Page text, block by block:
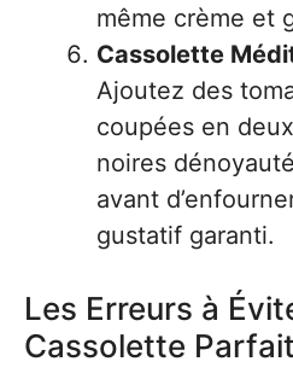
même crème et
Cassolette
Ajoutez des
coupées en
noires
avant
gustatif garanti.
Les Erreurs à
Cassolette